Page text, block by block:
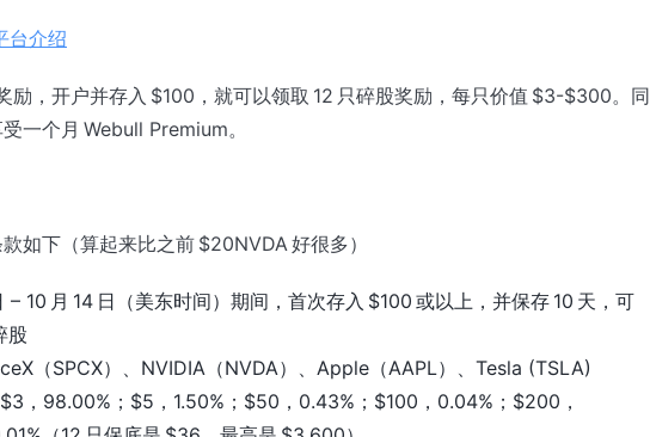
台介绍
励，开户并存入 $100，就可以领取 12 只碎股奖励，每只价值 $3-$300。同
一个月 Webull Premium。
如下（算起来比之前 $20NVDA 好很多）
– 10 月 14 日（美东时间）期间，首次存入 $100 或以上，并保存 10 天，可
股
（SPCX）、NVIDIA（NVDA）、Apple（AAPL）、Tesla (TSLA)
，98.00%；$5，1.50%；$50，0.43%；$100，0.04%；$200，